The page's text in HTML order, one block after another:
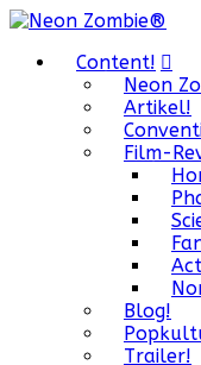
Content!
Neon
Artikel!
Film-
Blog!
Trailer!